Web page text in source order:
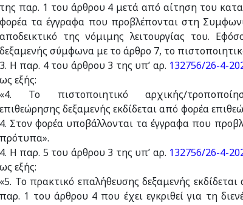
της παρ. 1 του άρθρου 4 μετά από αίτηση του
φορέα τα έγγραφα που προβλέπονται στη
αποδεικτικό της νόμιμης λειτουργίας του.
δεξαμενής σύμφωνα με το άρθρο 7, το
3. Η παρ. 4 του άρθρου 3 της υπ’ αρ. 132756/26-4-
ως εξής:
«4. Το πιστοποιητικό αρχικής/
επιθεώρησης δεξαμενής εκδίδεται από φορέα
4. Στον φορέα υποβάλλoνται τα έγγραφα που
πρότυπα».
4. Η παρ. 5 του άρθρου 3 της υπ’ αρ. 132756/26-4-
ως εξής:
«5. Το πρακτικό επαλήθευσης δεξαμενής
παρ. 1 του άρθρου 4 που έχει εγκριθεί για τη